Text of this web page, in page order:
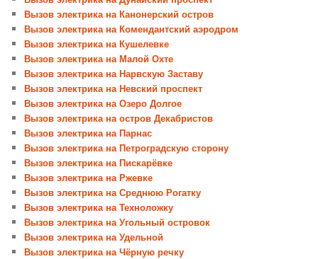
Вызов электрика на Канонерский остров
Вызов электрика на Комендантский аэродром
Вызов электрика на Кушелевке
Вызов электрика на Малой Охте
Вызов электрика на Нарвскую Заставу
Вызов электрика на Невский проспект
Вызов электрика на Озеро Долгое
Вызов электрика на остров Декабристов
Вызов электрика на Парнас
Вызов электрика на Петроградскую сторону
Вызов электрика на Пискарёвке
Вызов электрика на Ржевке
Вызов электрика на Среднюю Рогатку
Вызов электрика на Техноложку
Вызов электрика на Угольный островок
Вызов электрика на Удельной
Вызов электрика на Чёрную речку